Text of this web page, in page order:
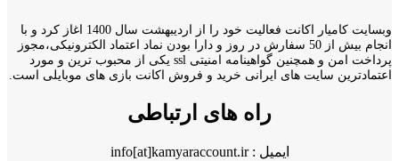
وبسایت کامیار اکانت فعالیت خود را از اردیبهشت سال 1400 اغاز کرد و با
انجام بیش از 50 سفارش در روز و دارا بودن نماد اعتماد الکترونیکی،مجوز
پرداخت امن و همچنین گواهینامه امنیتی ssl یکی از محبوب ترین و مورد
اعتمادترین سایت های ایرانی خرید و فروش اکانت بازی های موبایلی است.
راه های ارتباطی
ایمیل : info[at]kamyaraccount.ir